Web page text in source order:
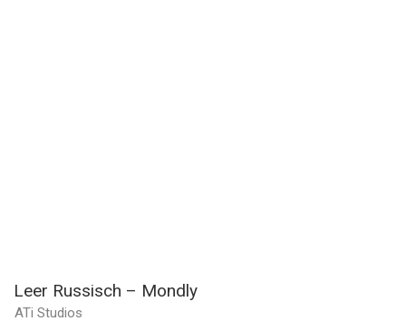
Leer Russisch – Mondly
ATi Studios